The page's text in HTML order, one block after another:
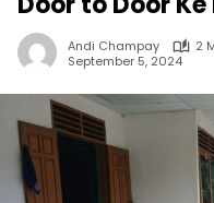
Andi Champay
2
September 5, 2024